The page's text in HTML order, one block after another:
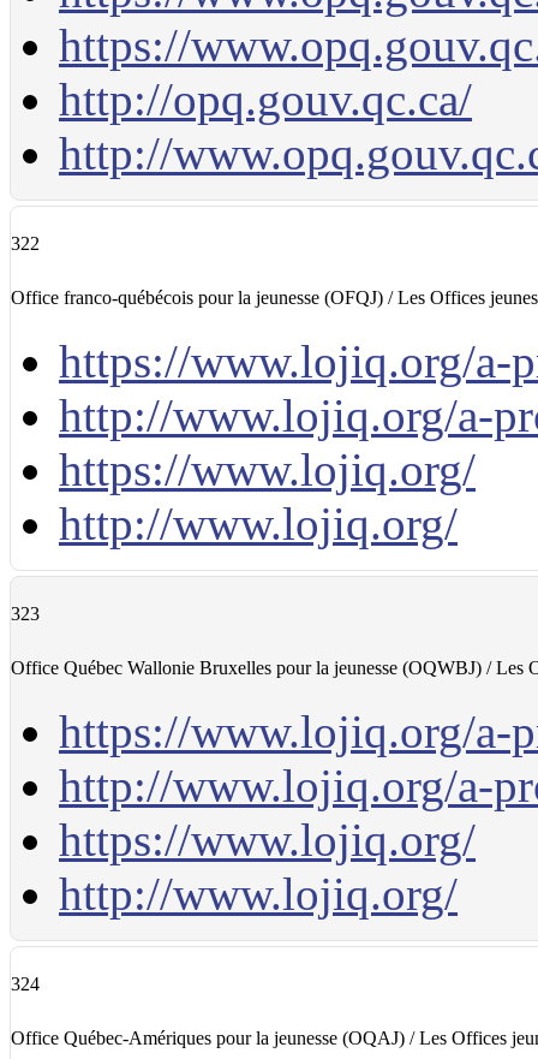
https://
http://opq.gouv.qc.ca/
http://
322
Office franco-québécois pour la jeunesse (OFQJ) / Les Offices
https://www.lojiq.org/a-
http://www.lojiq.org/a-
https://www.lojiq.org/
http://www.lojiq.org/
323
Office Québec Wallonie Bruxelles pour la jeunesse (OQWBJ) / Les
https://www.lojiq.org/a-
http://www.lojiq.org/a-
https://www.lojiq.org/
http://www.lojiq.org/
324
Office Québec-Amériques pour la jeunesse (OQAJ) / Les Offices